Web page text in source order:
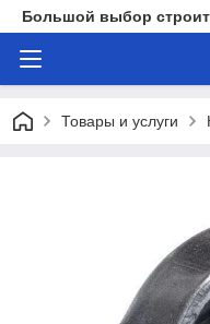
Большой выбор
Товары и услуги